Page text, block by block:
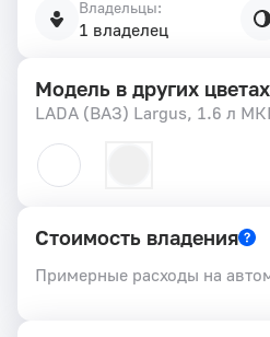
Владельцы:
1 владелец
Модель в других цветах
LADA (ВАЗ) Largus, 1.6 л
Стоимость владения
Примерные расходы на